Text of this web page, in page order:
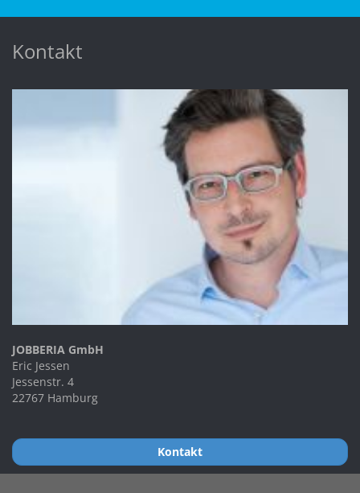
Kontakt
JOBBERIA GmbH
Eric Jessen
Jessenstr. 4
22767 Hamburg
Kontakt